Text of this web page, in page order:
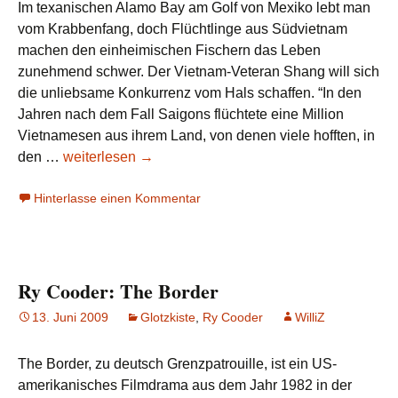
Im texanischen Alamo Bay am Golf von Mexiko lebt man
vom Krabbenfang, doch Flüchtlinge aus Südvietnam
machen den einheimischen Fischern das Leben
zunehmend schwer. Der Vietnam-Veteran Shang will sich
die unliebsame Konkurrenz vom Hals schaffen. “In den
Jahren nach dem Fall Saigons flüchtete eine Million
Vietnamesen aus ihrem Land, von denen viele hofften, in
den … Ry
Alamo
weiterlesen →
Hinterlasse einen Kommentar
Ry Cooder: The Border
13. Juni 2009 Glotzkiste Ry Cooder WilliZ
The Border, zu deutsch Grenzpatrouille, ist ein US-
amerikanisches Filmdrama aus dem Jahr 1982 in der